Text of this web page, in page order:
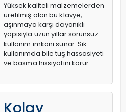
Yüksek kaliteli malzemelerden
üretilmiş olan bu klavye,
aşınmaya karşı dayanıklı
yapısıyla uzun yıllar sorunsuz
kullanım imkanı sunar. Sık
kullanımda bile tuş hassasiyeti
ve basma hissiyatını korur.